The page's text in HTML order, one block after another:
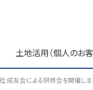
土地活用（個人のお客
成友会による研修会を開催しま